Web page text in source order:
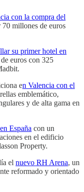
con la compra del
70 millones de euros
su primer hotel en
euros con 325
en Valencia con el
emblemático,
y de alta gama en
España con un
en el edificio
Property.
el nuevo RH Arena, un
reformado y orientado